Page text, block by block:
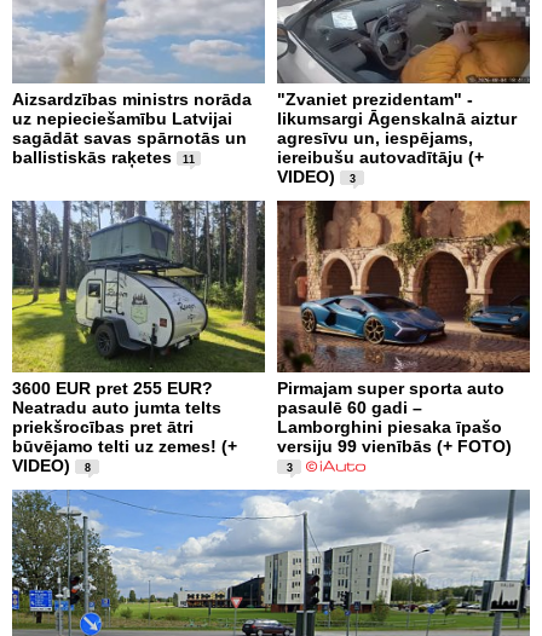
Aizsardzības ministrs norāda
uz nepieciešamību Latvijai
sagādāt savas spārnotās un
ballistiskās raķetes
11
"Zvaniet prezidentam" -
likumsargi Āgenskalnā aiztur
agresīvu un, iespējams,
iereibušu autovadītāju (+
VIDEO)
3
3600 EUR pret 255 EUR?
Neatradu auto jumta telts
priekšrocības pret ātri
būvējamo telti uz zemes! (+
VIDEO)
8
Pirmajam super sporta auto
pasaulē 60 gadi –
Lamborghini piesaka īpašo
versiju 99 vienībās (+ FOTO)
3